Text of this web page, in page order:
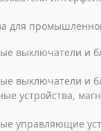
для
выключатели и
выключатели и
устройства,
управляющие